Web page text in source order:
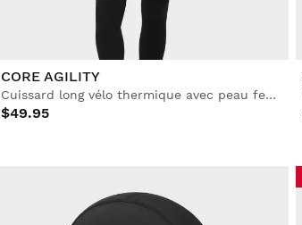
CORE AGILITY
Cuissard long vélo thermique avec peau femme
$49.95